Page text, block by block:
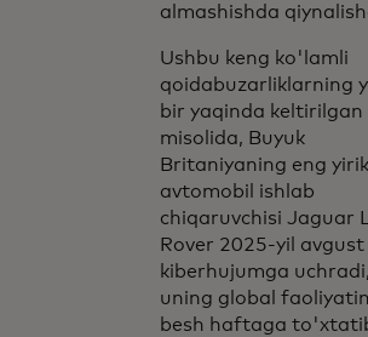
almashishda
Ushbu keng ko'lamli
qoidabuzarliklarning
bir yaqinda keltirilgan
misolida, Buyuk
Britaniyaning eng yirik
avtomobil ishlab
chiqaruvchisi Jaguar
Rover 2025-yil avgust
kiberhujumga
uning global
besh haftaga